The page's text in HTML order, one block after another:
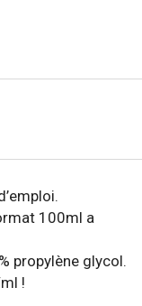
100ml a
propylène glycol.
!